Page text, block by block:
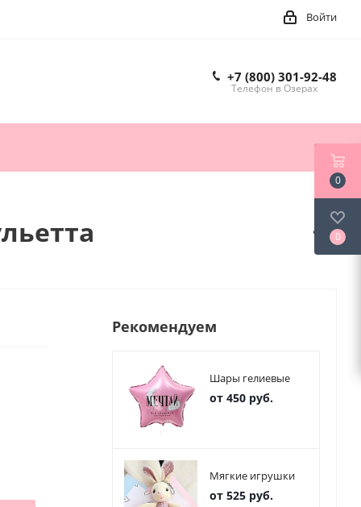
Войти
+7 (800) 301-92-48
Телефон в Озерах
Рекомендуем
Шары гелиевые
от 450 руб.
Мягкие игрушки
от 525 руб.
0
0